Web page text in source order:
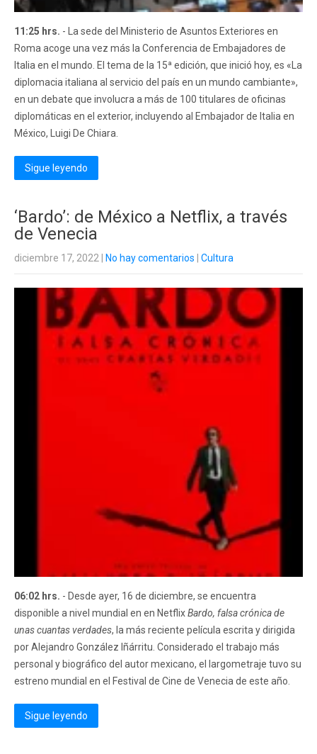
11:25 hrs. - La sede del Ministerio de Asuntos Exteriores en
Roma acoge una vez más la Conferencia de Embajadores de
Italia en el mundo. El tema de la 15ª edición, que inició hoy, es «La
diplomacia italiana al servicio del país en un mundo cambiante»,
en un debate que involucra a más de 100 titulares de oficinas
diplomáticas en el exterior, incluyendo al Embajador de Italia en
México, Luigi De Chiara.
Sigue leyendo
‘Bardo’: de México a Netflix, a través
de Venecia
diciembre 17, 2022 No hay comentarios Cultura
06:02 hrs. - Desde ayer, 16 de diciembre, se encuentra
disponible a nivel mundial en en NetflixBardo, falsa crónica de
unas cuantas verdades, la más reciente película escrita y dirigida
por Alejandro González Iñárritu. Considerado el trabajo más
personal y biográfico del autor mexicano, el largometraje tuvo su
estreno mundial en el Festival de Cine de Venecia de este año.
Sigue leyendo